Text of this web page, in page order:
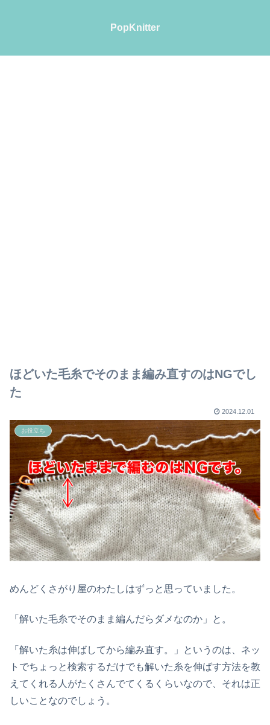
PopKnitter
ほどいた毛糸でそのまま編み直すのはNGでし
た
2024.12.01
お役立ち
めんどくさがり屋のわたしはずっと思っていました。
「解いた毛糸でそのまま編んだらダメなのか」と。
「解いた糸は伸ばしてから編み直す。」というのは、ネッ
トでちょっと検索するだけでも解いた糸を伸ばす方法を教
えてくれる人がたくさんでてくるくらいなので、それは正
しいことなのでしょう。